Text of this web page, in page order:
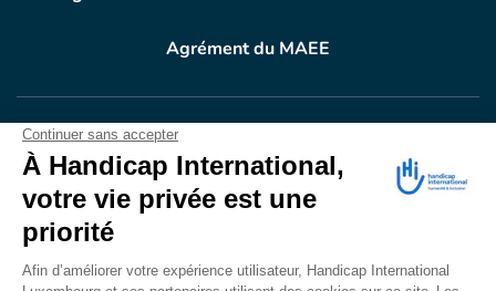
Agrément du MAEE
VOTRE DONEN ACTION
Grâce à vous, en 2024, 604.716 personnes ont
bénéficié d’appareillage et d’activités de réadaptation.
Merci pour votre générosité.